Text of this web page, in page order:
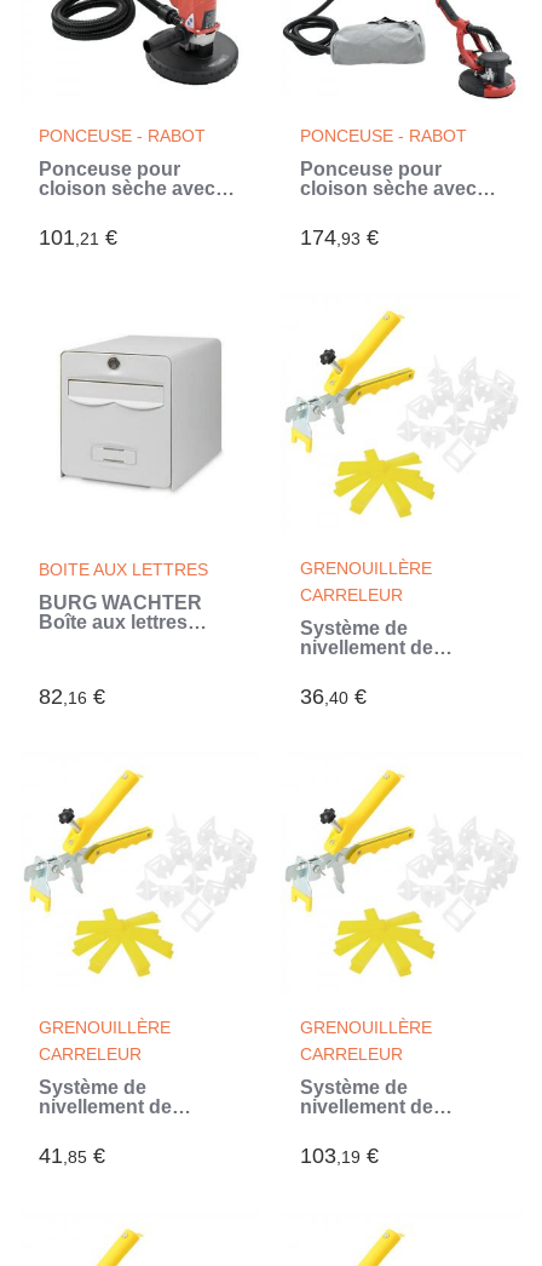
PONCEUSE - RABOT
Ponceuse pour
cloison sèche avec
1200 W
101,21 €
PONCEUSE - RABOT
Ponceuse pour
cloison sèche avec
750 W
174,93 €
BOITE AUX LETTRES
BURG WACHTER
Boîte aux lettres
82,16 €
GRENOUILLÈRE
CARRELEUR
Système de
nivellement de
500 clips 1 mm
36,40 €
GRENOUILLÈRE
CARRELEUR
Système de
nivellement de
500 clips 1,5 mm
41,85 €
GRENOUILLÈRE
CARRELEUR
Système de
nivellement de
2500 clips 3 mm
103,19 €